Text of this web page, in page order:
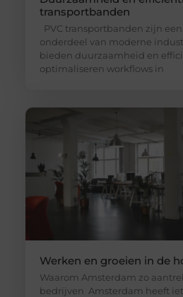
transportbanden
PVC transportbanden zijn
onderdeel van moderne
bieden duurzaamheid en
optimaliseren workflows in
Werken en groeien in de
Waarom Amsterdam zo
bedrijven Amsterdam heeft